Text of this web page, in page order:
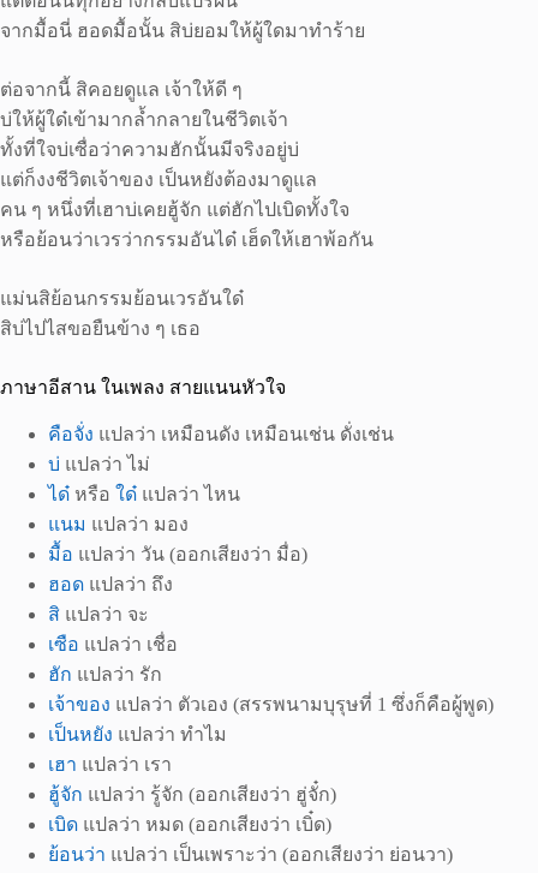
จากมื้อนี่ ฮอดมื้อนั้น สิบ่ยอมให้ผู้ใดมาทำร้าย
ต่อจากนี้ สิคอยดูแล เจ้าให้ดี ๆ
บ่ให้ผู้ใด๋เข้ามากล้ำกลายในชีวิตเจ้า
ทั้งที่ใจบ่เซื่อว่าความฮักนั้นมีจริงอยู่บ่
แต่ก็งงชีวิตเจ้าของ เป็นหยังต้องมาดูแล
คน ๆ หนึ่งที่เฮาบ่เคยฮู้จัก แต่ฮักไปเบิดทั้งใจ
หรือย้อนว่าเวรว่ากรรมอันได๋ เฮ็ดให้เฮาพ้อกัน
แม่นสิย้อนกรรมย้อนเวรอันใด๋
สิบ่ไปไสขอยืนข้าง ๆ เธอ
ภาษาอีสาน ในเพลง สายแนนหัวใจ
คือจั่ง แปลว่า เหมือนดัง เหมือนเช่น ดั่งเช่น
บ่ แปลว่า ไม่
ได๋ หรือ ใด๋ แปลว่า ไหน
แนม แปลว่า มอง
มื้อ แปลว่า วัน (ออกเสียงว่า มื่อ)
ฮอด แปลว่า ถึง
สิ แปลว่า จะ
เซือ แปลว่า เชื่อ
ฮัก แปลว่า รัก
เจ้าของ แปลว่า ตัวเอง (สรรพนามบุรุษที่ 1 ซึ่งก็คือผู้พูด)
เป็นหยัง แปลว่า ทำไม
เฮา แปลว่า เรา
ฮู้จัก แปลว่า รู้จัก (ออกเสียงว่า ฮู่จั๋ก)
เบิด แปลว่า หมด (ออกเสียงว่า เบิ๋ด)
ย้อนว่า แปลว่า เป็นเพราะว่า (ออกเสียงว่า ย่อนวา)